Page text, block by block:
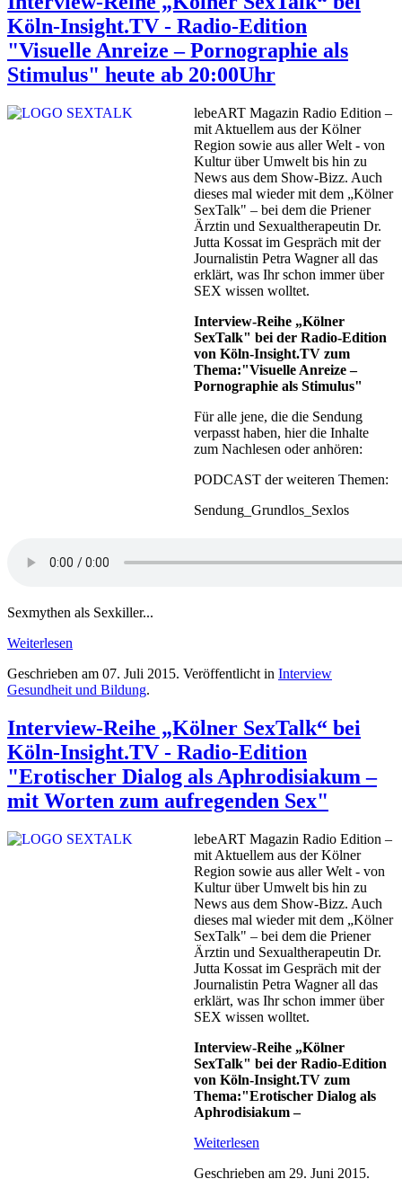
Köln-Insight.TV - Radio-Edition
"Visuelle Anreize – Pornographie als
Stimulus" heute ab 20:00Uhr
lebeART Magazin Radio Edition –
mit Aktuellem aus der Kölner
Region sowie aus aller Welt - von
Kultur über Umwelt bis hin zu
News aus dem Show-Bizz. Auch
dieses mal wieder mit dem „Kölner
SexTalk" – bei dem die Priener
Ärztin und Sexualtherapeutin Dr.
Jutta Kossat im Gespräch mit der
Journalistin Petra Wagner all das
erklärt, was Ihr schon immer über
SEX wissen wolltet.
Interview-Reihe „Kölner
SexTalk" bei der Radio-Edition
von Köln-Insight.TV zum
Thema:"Visuelle Anreize –
Pornographie als Stimulus"
Für alle jene, die die Sendung
verpasst haben, hier die Inhalte
zum Nachlesen oder anhören:
PODCAST der weiteren Themen:
Sendung_Grundlos_Sexlos
Sexmythen als Sexkiller...
Weiterlesen
Geschrieben am 07. Juli 2015. Veröffentlicht in Interview
Gesundheit und Bildung.
Interview-Reihe „Kölner SexTalk“ bei
Köln-Insight.TV - Radio-Edition
"Erotischer Dialog als Aphrodisiakum –
mit Worten zum aufregenden Sex"
lebeART Magazin Radio Edition –
mit Aktuellem aus der Kölner
Region sowie aus aller Welt - von
Kultur über Umwelt bis hin zu
News aus dem Show-Bizz. Auch
dieses mal wieder mit dem „Kölner
SexTalk" – bei dem die Priener
Ärztin und Sexualtherapeutin Dr.
Jutta Kossat im Gespräch mit der
Journalistin Petra Wagner all das
erklärt, was Ihr schon immer über
SEX wissen wolltet.
Interview-Reihe „Kölner
SexTalk" bei der Radio-Edition
von Köln-Insight.TV zum
Thema:"Erotischer Dialog als
Aphrodisiakum –
Weiterlesen
Geschrieben am 29. Juni 2015.